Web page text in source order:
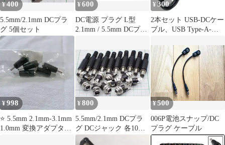
¥ 400
5.5mm/2.1mm DCプラ
グ 5個セット
¥600
DC電源 プラグ L型
2.1mm / 5.5mm DCプラ
¥300
2本セット USB-DCケー
ブル、USB Type-A-
¥998
⭐️ 5.5mm 2.1mm-3.1mm
1.0mm 変換アダプター
¥800
5.5mm/2.1mm DCプラ
グ DCジャック 各10個
セット
¥500
006P電池スナップ/DC
プラグ ケーブル